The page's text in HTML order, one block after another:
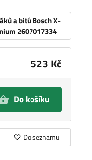
a bitů Bosch X-
2607017334
523 Kč
Do košíku
Do seznamu